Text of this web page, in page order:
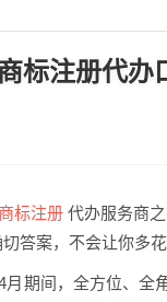
标注册代
商标注册 代办服务商
答案，不会让你多
月期间，全方位、全